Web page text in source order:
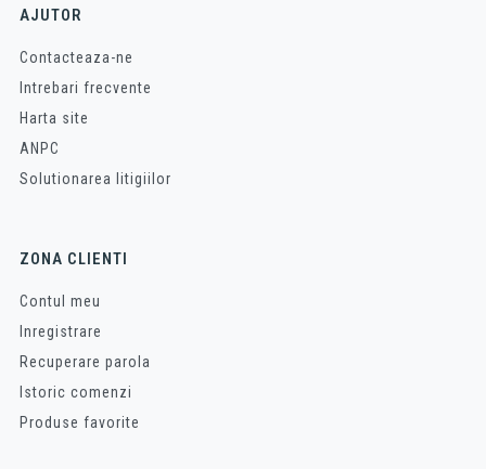
AJUTOR
Contacteaza-ne
Intrebari frecvente
Harta site
ANPC
Solutionarea litigiilor
ZONA CLIENTI
Contul meu
Inregistrare
Recuperare parola
Istoric comenzi
Produse favorite